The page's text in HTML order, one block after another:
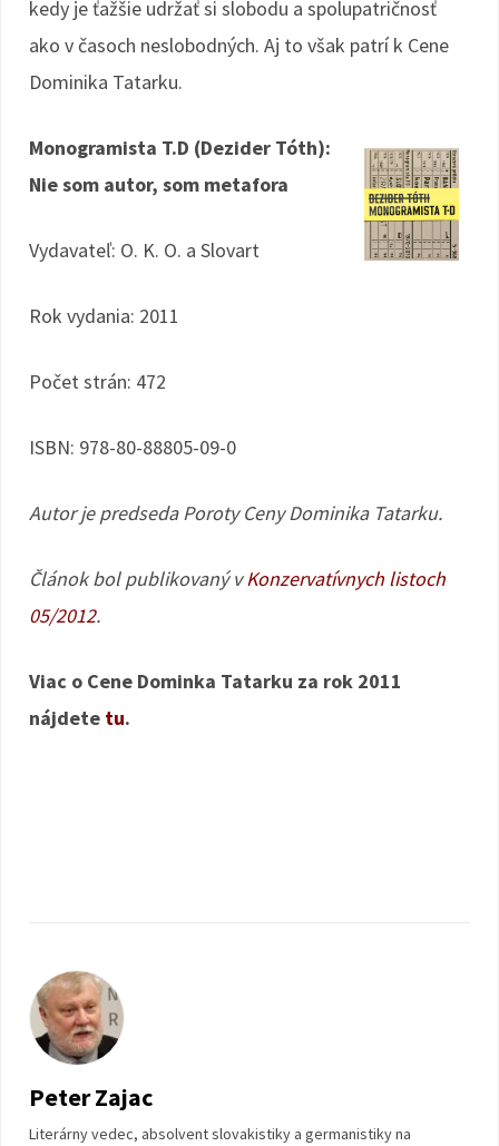
kedy je ťažšie udržať si slobodu a spolupatričnosť
ako v časoch neslobodných. Aj to však patrí k Cene
Dominika Tatarku.
Monogramista T.D (Dezider Tóth):
Nie som autor, som metafora
Vydavateľ: O. K. O. a Slovart
Rok vydania: 2011
Počet strán: 472
ISBN: 978-80-88805-09-0
Autor je predseda Poroty Ceny Dominika Tatarku.
Článok bol publikovaný vKonzervatívnych listoch
05/2012.
Viac o Cene Dominka Tatarku za rok 2011
nájdete tu.
Peter Zajac
Literárny vedec, absolvent slovakistiky a germanistiky na